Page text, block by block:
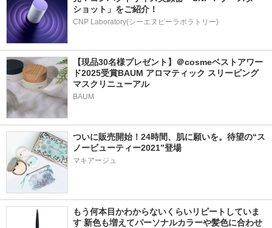
ショット」をご紹介！
CNP Laboratory(シーエヌピーラボラトリー)
【現品30名様プレゼント】＠cosmeベストアワー
ド2025受賞BAUM アロマティック スリーピング
マスクリニューアル
BAUM
ついに販売開始！24時間、肌に願いを。待望の“ス
ノービューティー2021”登場
マキアージュ
もう何本目かわからないくらいリピートしていま
す 新色も増えてパーソナルカラーや髪色に合わせ